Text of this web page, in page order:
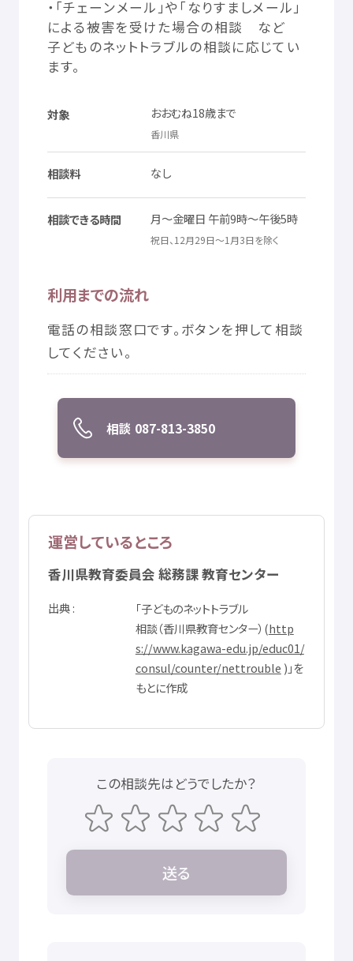
気持 ちをはきだす サイト 内検索
気に入り お知らせ
プライバシーポリシー 認定サービスとは
・「チェーンメール」や「なりすましメール」
による被害を受けた場合の相談
など
子 どものネットトラブルの相談に応じてい
ます。
対象 おおむね18歳まで
香川県
相談料 なし
相談できる時間 月～金曜日 午前9時～午後5時
祝日、12月29日～1 月3日を除く
利用までの流れ
電話の相談窓口です。ボタンを押 して 相談
してください。
相談 087-813-3850
運営しているところ
香川県教育委員会 総務課教育センター
出典 「子どものネットトラブル
相談（香川県教育センター）(http
s://www.kagawa-edu.jp/educ01/
consul/counter/nettrouble )」を
もとに作成
この相談先はどうでしたか？
送る